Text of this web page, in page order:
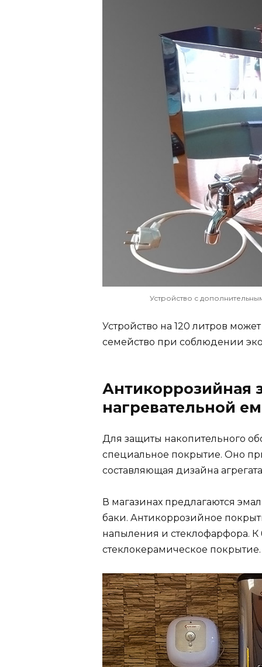
Устройство с
Устройство на 120 литров
семейство при соблюдении
Антикоррозийная
нагревательной
Для защиты накопительного
специальное покрытие. Оно
составляющая дизайна
В магазинах предлагаются
баки. Антикоррозийное
напыления и стеклофарфора.
стеклокерамическое покрытие.